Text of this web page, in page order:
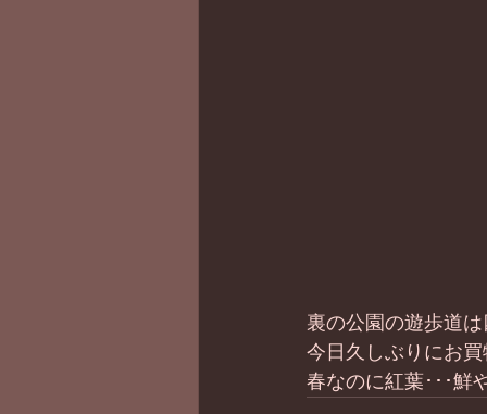
裏の公園の遊歩道
今日久しぶりにお
春なのに紅葉･･･鮮